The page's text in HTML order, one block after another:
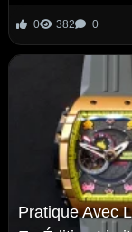
0 382 0
Pratique Avec